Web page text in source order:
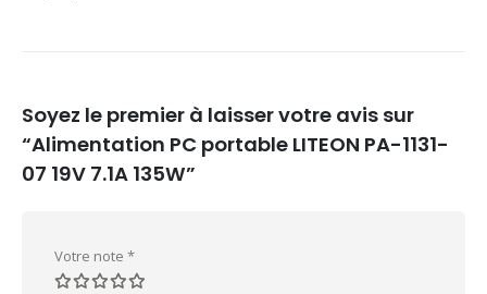
Soyez le premier à laisser votre avis sur
“Alimentation PC portable LITEON PA-1131-
07 19V 7.1A 135W”
Votre note *